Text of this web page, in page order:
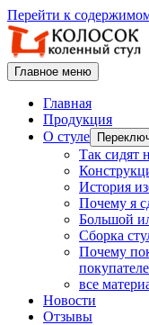
Перейти к
Главное меню
Главная
Продукция
О стуле
Так сидят
История
Почему я
Большой
Сборка
Почему
все
Новости
Отзывы